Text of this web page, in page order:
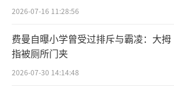
2026-07-16 11:28:56
费曼自曝小学曾受过排斥与霸凌：大拇
指被厕所门夹
2026-07-30 14:14:48